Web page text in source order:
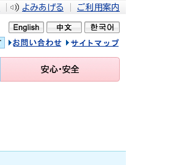
よみあげる ご利用案内
問い合せ イトマップ
安心・安全